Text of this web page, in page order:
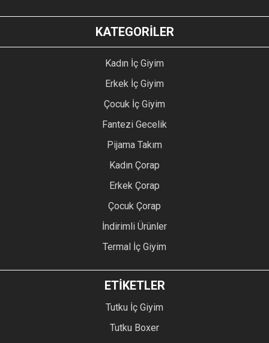
KATEGORİLER
Kadın İç Giyim
Erkek İç Giyim
Çocuk İç Giyim
Fantezi Gecelik
Pijama Takım
Kadın Çorap
Erkek Çorap
Çocuk Çorap
İndirimli Ürünler
Termal İç Giyim
ETİKETLER
Tutku İç Giyim
Tutku Boxer